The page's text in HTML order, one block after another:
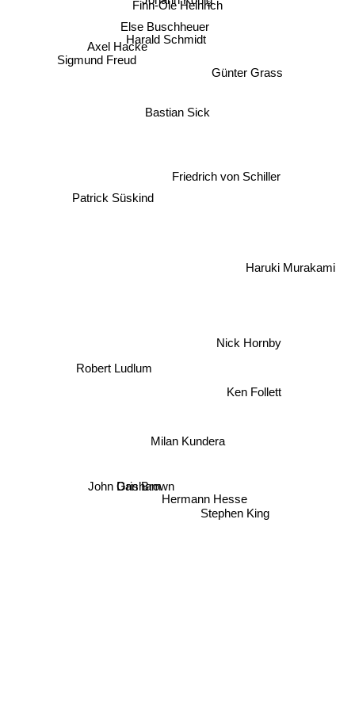
Bastian Sick
Harald Schmidt
Else Buschheuer
Axel Hacke
Günter Grass
Milan Kundera
John Grisham
Dan BrownHermann Hesse
Stephen King